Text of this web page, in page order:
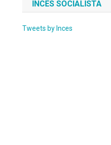
INCES SOCIALISTA
Tweets by Inces